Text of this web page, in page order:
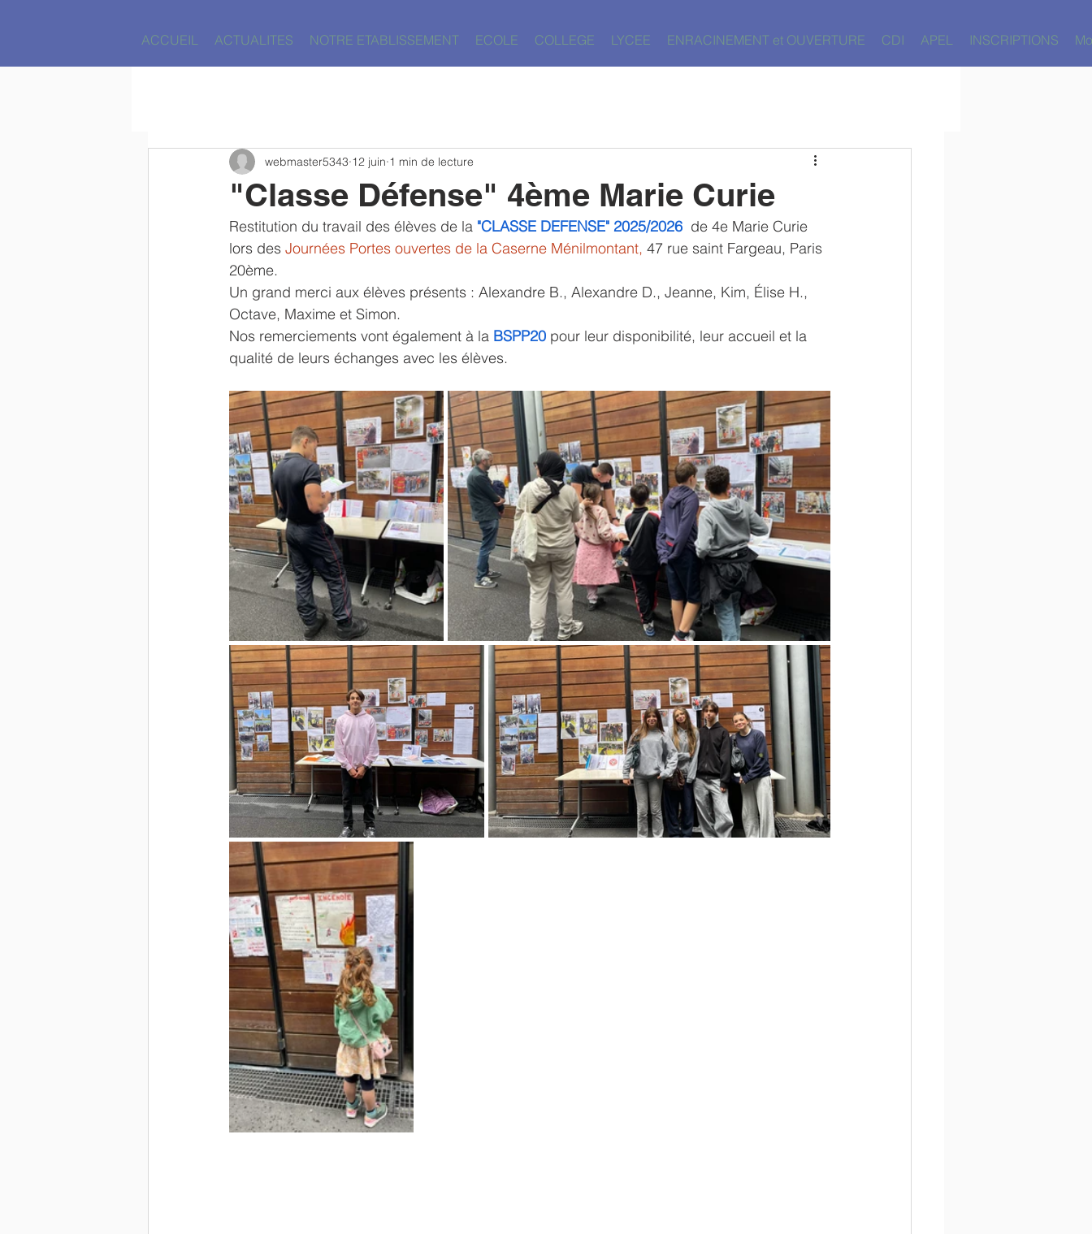
ACCUEIL ACTUALITES NOTRE ETABLISSEMENT ECOLE COLLEGE LYCEE ENRACINEMENT et OUVERTURE CDI APEL INSCRIPTIONS
"Classe Défense" 4ème Marie Curie
webmaster5343 12 juin 1 min de lecture
Restitution du travail des élèves de la "CLASSE DEFENSE" 2025/2026 de 4e Marie Curie
lors des Journées Portes ouvertes de la Caserne Ménilmontant, 47 rue saint Fargeau, Paris
20ème.
Un grand merci aux élèves présents : Alexandre B., Alexandre D., Jeanne, Kim, Élise H.,
Octave, Maxime et Simon.
Nos remerciements vont également à la BSPP20 pour leur disponibilité, leur accueil et la
qualité de leurs échanges avec les élèves.